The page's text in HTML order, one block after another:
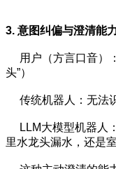
3. 意图纠偏与澄清能
用户（方言口音）
头”）
传统机器人：无法识
LLM大模型机器人
里水龙头漏水，还是